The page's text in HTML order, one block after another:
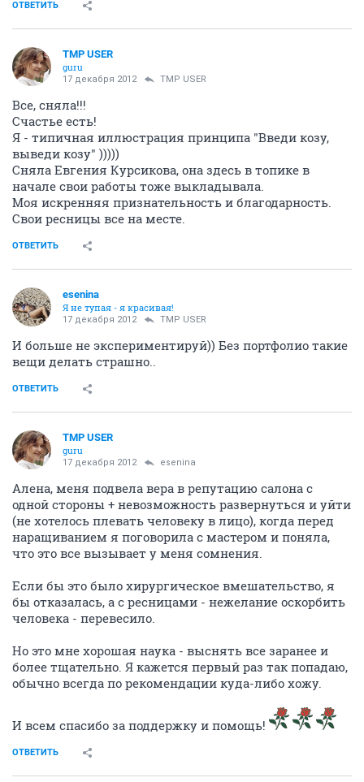
ОТВЕТИТЬ
TMP USER
guru
17 декабря 2012 TMP USER
Все, сняла!!!
Счастье есть!
Я - типичная иллюстрация принципа "Введи козу,
выведи козу" )))))
Сняла Евгения Курсикова, она здесь в топике в
начале свои работы тоже выкладывала.
Моя искренняя признательность и благодарность.
Свои ресницы все на месте.
ОТВЕТИТЬ
esenina
Я не тупая - я красивая!
17 декабря 2012 TMP USER
И больше не экспериментируй)) Без портфолио такие
вещи делать страшно..
ОТВЕТИТЬ
TMP USER
guru
17 декабря 2012 esenina
Алена, меня подвела вера в репутацию салона с
одной стороны + невозможность развернуться и уйти
(не хотелось плевать человеку в лицо), когда перед
наращиванием я поговорила с мастером и поняла,
что это все вызывает у меня сомнения.
Если бы это было хирургическое вмешательство, я
бы отказалась, а с ресницами - нежелание оскорбить
человека - перевесило.
Но это мне хорошая наука - выснять все заранее и
более тщательно. Я кажется первый раз так попадаю,
обычно всегда по рекомендации куда-либо хожу.
И всем спасибо за поддержку и помощь!
ОТВЕТИТЬ